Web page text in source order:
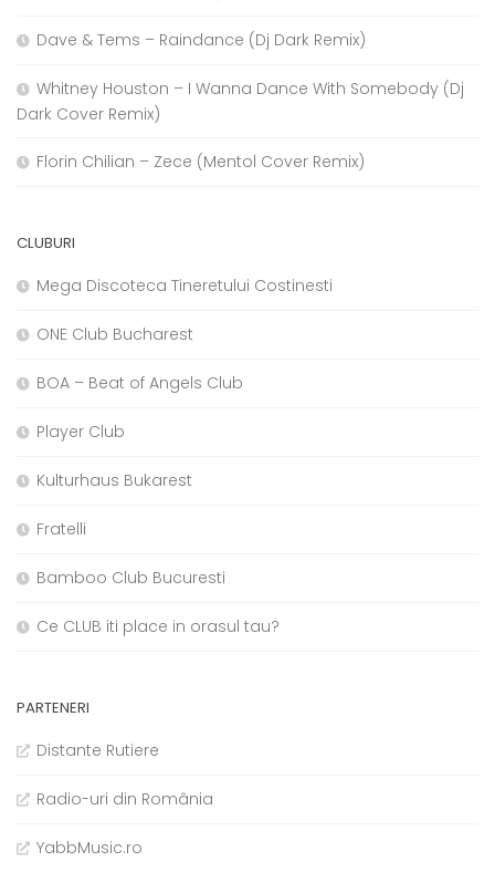
Dave & Tems – Raindance (Dj Dark Remix)
Whitney Houston – I Wanna Dance With Somebody (Dj
Dark Cover Remix)
Florin Chilian – Zece (Mentol Cover Remix)
CLUBURI
Mega Discoteca Tineretului Costinesti
ONE Club Bucharest
BOA – Beat of Angels Club
Player Club
Kulturhaus Bukarest
Fratelli
Bamboo Club Bucuresti
Ce CLUB iti place in orasul tau?
PARTENERI
Distante Rutiere
Radio-uri din România
YabbMusic.ro